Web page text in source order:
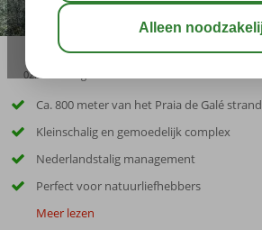
02:45
Ca. 800 meter van het Praia de Galé strand
Kleinschalig en gemoedelijk complex
Nederlandstalig management
Perfect voor natuurliefhebbers
Meer lezen